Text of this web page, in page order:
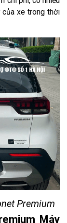
của xe trong thời
Premium
Máy